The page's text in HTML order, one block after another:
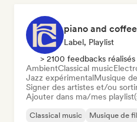
piano and coffee
Label, Playlist
> 2100 feedbacks réalisés
AmbientClassical music
Jazz expérimentalMusique
Signer des artistes et/ou
Ajouter dans ma/mes
Classical music Musique de